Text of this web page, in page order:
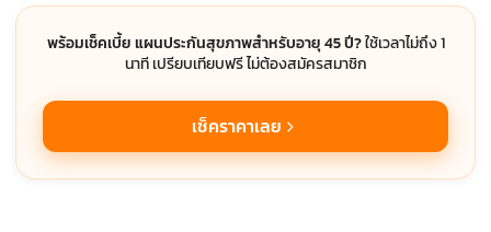
พร้อมเช็คเบี้ย แผนประกันสุขภาพสำหรับอายุ 45 ปี?ใช้เวลาไม่ถึง 1
นาที เปรียบเทียบฟรี ไม่ต้องสมัครสมาชิก
เช็คราคาเลย